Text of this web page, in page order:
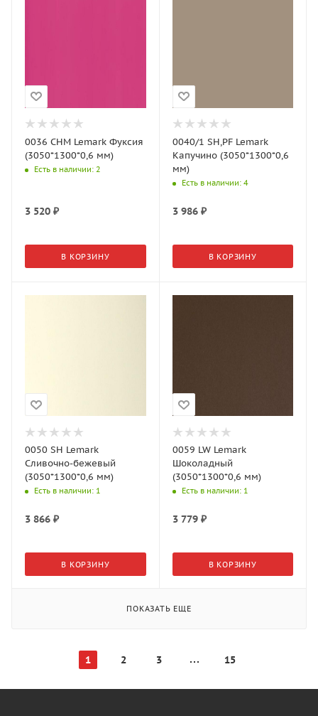
0036 CHM Lemark Фуксия
(3050*1300*0,6 мм)
Есть в наличии: 2
3 520 ₽
В КОРЗИНУ
0040/1 SH,PF Lemark
Капучино (3050*1300*0,6
мм)
Есть в наличии: 4
3 986₽
В КОРЗИНУ
0050 SH Lemark
Сливочно-бежевый
(3050*1300*0,6 мм)
Есть в наличии: 1
3 866 ₽
В КОРЗИНУ
0059 LW Lemark
Шоколадный
(3050*1300*0,6 мм)
Есть в наличии: 1
3 779₽
В КОРЗИНУ
ПОКАЗАТЬ ЕЩЕ
1 2 3 15